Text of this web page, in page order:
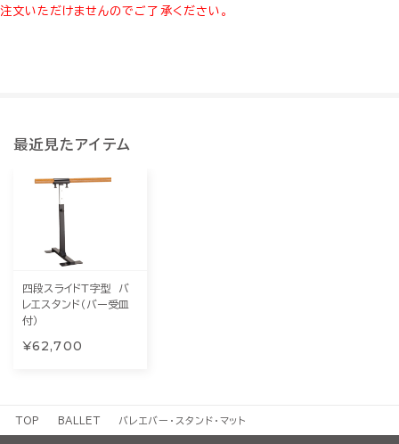
注文いただけませんのでご了承ください。
最近見たアイテム
四段スライドT字型 バ
レエスタンド（バー受皿
付）
¥62,700
TOP BALLET バレエバー・スタンド・マット